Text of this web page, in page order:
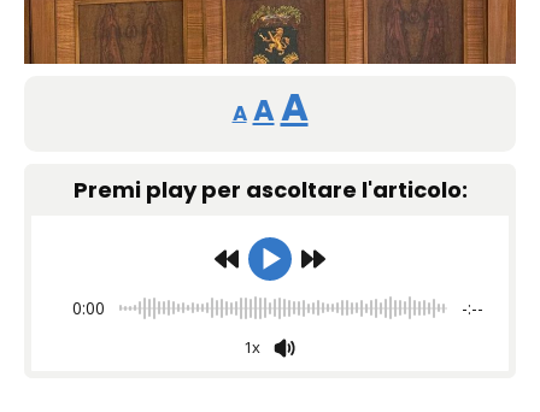
A
Reducir
tamaño
fuente.
A Restablecer
de
fuente
AAumentar
tamaño
fuente.
Premi play per ascoltare l'articolo:
0:00 -:--
1x